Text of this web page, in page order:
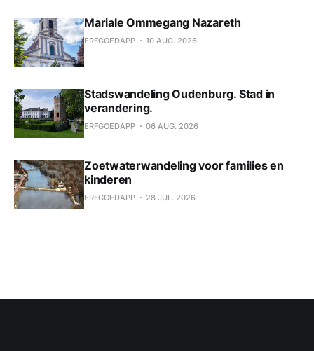
Mariale Ommegang Nazareth
ERFGOEDAPP 10 AUG. 2026
Stadswandeling Oudenburg. Stad in
verandering.
ERFGOEDAPP 06 AUG. 2026
Zoetwaterwandeling voor families en
kinderen
ERFGOEDAPP 28 JUL. 2026